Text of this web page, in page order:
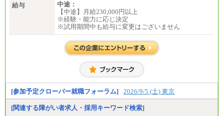
給与
中途：
【中途】月給230,000円以上
※経験・能力に応じ決定
※試用期間中も給与に変更はございません
[参加予定クローバー就職フォーラム] 2026/9/5 (土) 東京
[関連する障がい者求人・採用キーワード検索]